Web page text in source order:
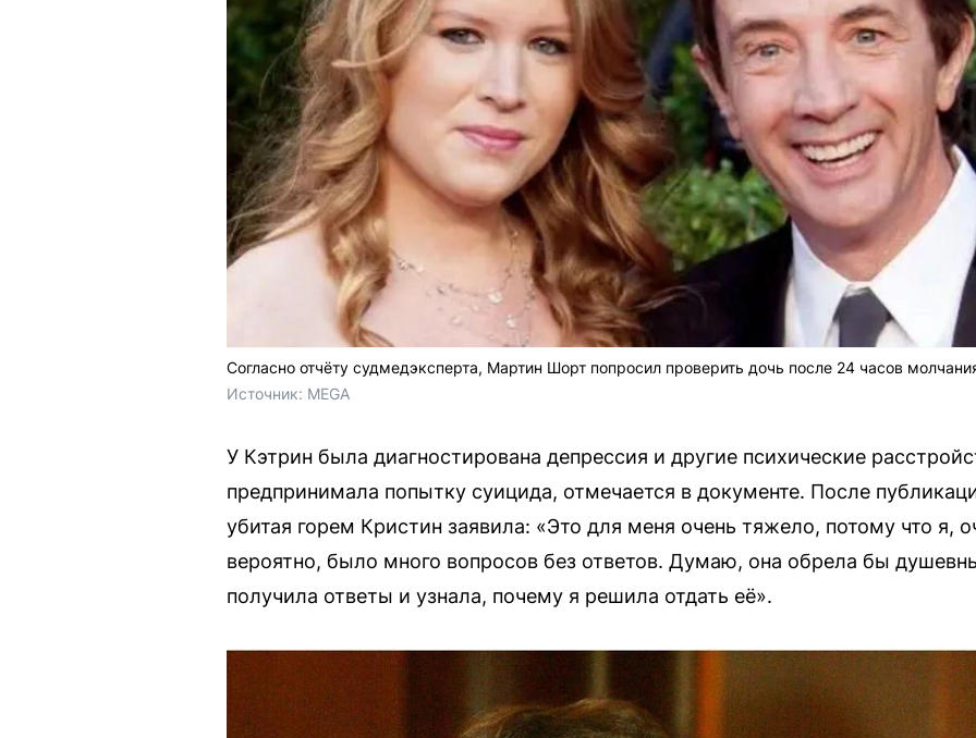
Согласно отчёту судмедэксперта, Мартин Шорт попросил проверить дочь после 24 часов
Источник: MEGA
У Кэтрин была диагностирована депрессия и другие психические
предпринимала попытку суицида, отмечается в документе. После
убитая горем Кристин заявила: «Это для меня очень тяжело, потому что я,
вероятно, было много вопросов без ответов. Думаю, она обрела бы
получила ответы и узнала, почему я решила отдать её».